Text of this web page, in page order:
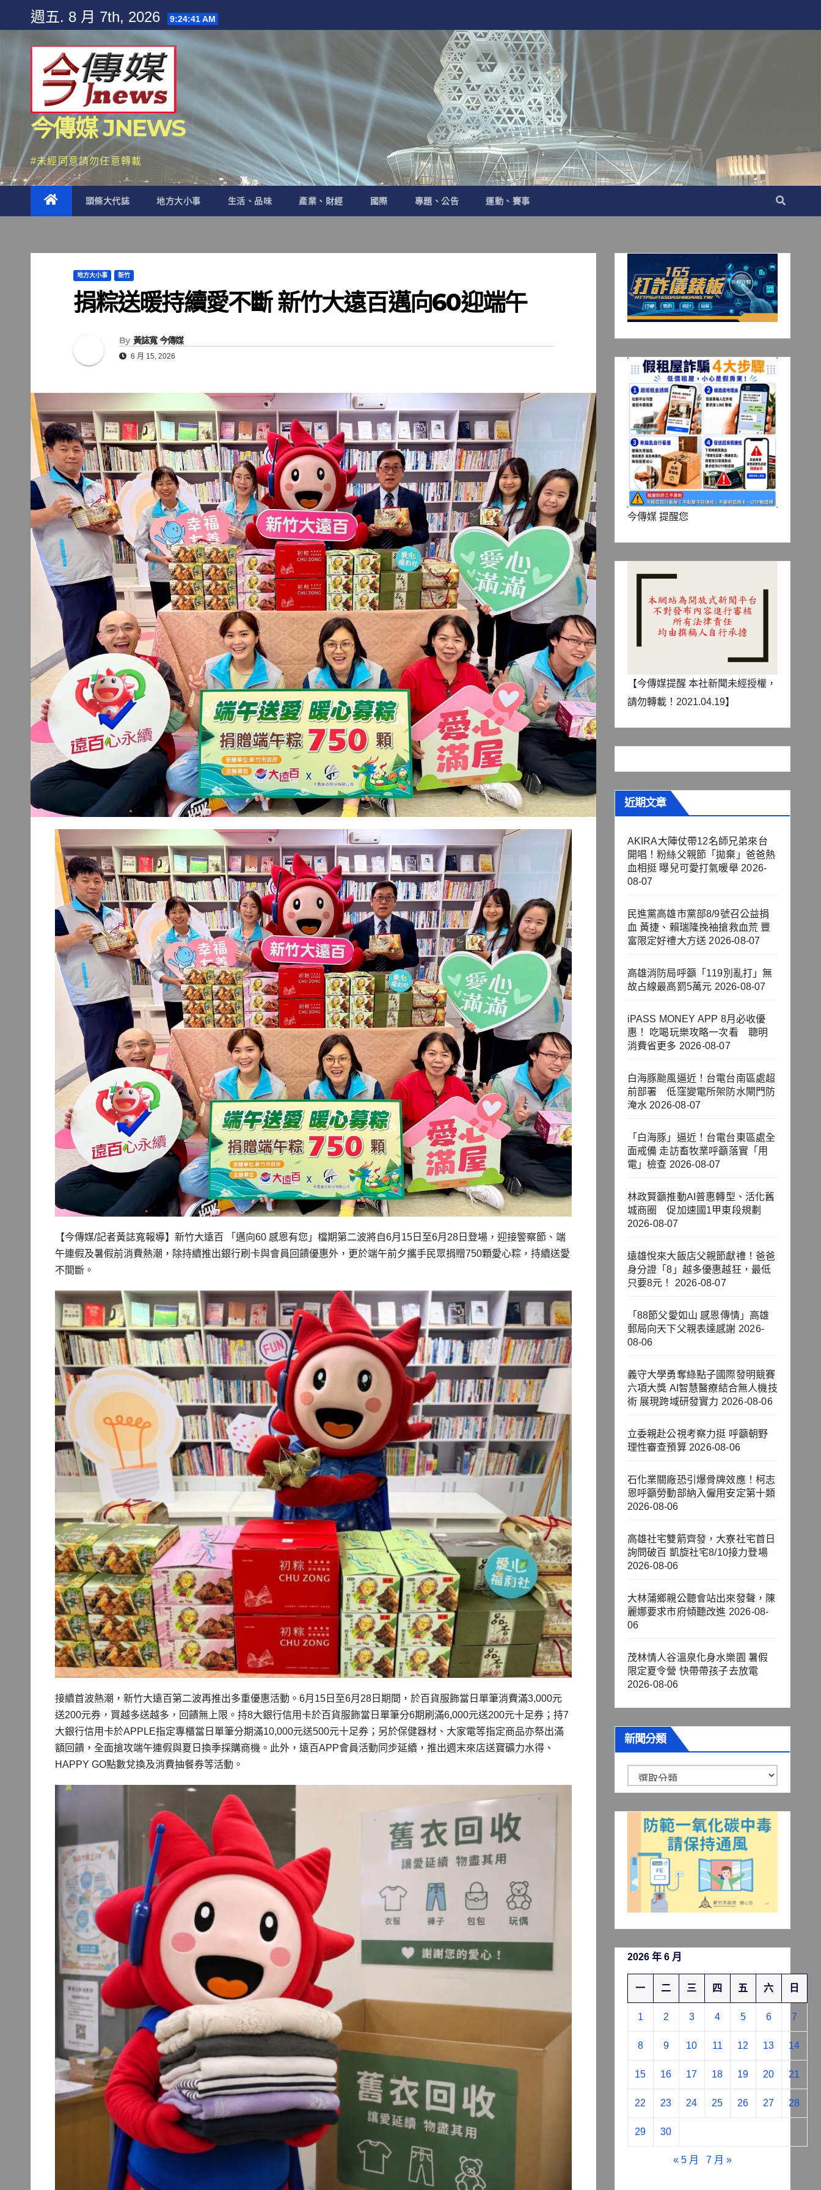
content
週五. 8 月 7th, 2026 9:24:44 AM
今傳媒 JNEWS
#未經同意請勿任意轉載
頭條大代誌 地方大小事 生活、品味 產業、財經 國際 專題、公告 運動、賽事
地方大小事 新竹
捐粽送暖持續愛不斷 新竹大遠百邁向60迎端午
By 黃誌寬 今傳媒
6 月 15, 2026
【今傳媒/記者黃誌寬報導】新竹大遠百 「邁向60 感恩有您」檔期第二波將自6月15日至6月28日登場，迎接警察節、端
午連假及暑假前消費熱潮，除持續推出銀行刷卡與會員回饋優惠外，更於端午前夕攜手民眾捐贈750顆愛心粽，持續送愛
不間斷。
接續首波熱潮，新竹大遠百第二波再推出多重優惠活動。6月15日至6月28日期間，於百貨服飾當日單筆消費滿3,000元
送200元券，買越多送越多，回饋無上限。持8大銀行信用卡於百貨服飾當日單筆分6期刷滿6,000元送200元十足券；持7
大銀行信用卡於APPLE指定專櫃當日單筆分期滿10,000元送500元十足券；另於保健器材、大家電等指定商品亦祭出滿
額回饋，全面搶攻端午連假與夏日換季採購商機。此外，遠百APP會員活動同步延續，推出週末來店送寶礦力水得、
HAPPY GO點數兌換及消費抽餐券等活動。
今傳媒 提醒您
【今傳媒提醒 本社新聞未經授權，
請勿轉載！2021.04.19】
近期文章
AKIRA大陣仗帶12名師兄弟來台
開唱！粉絲父親節「拋棄」爸爸熱
血相挺 曝兒可愛打氣暖舉 2026-
08-07
民進黨高雄市黨部8/9號召公益捐
血 黃捷、賴瑞隆挽袖搶救血荒 豐
富限定好禮大方送 2026-08-07
高雄消防局呼籲「119別亂打」無
故占線最高罰5萬元 2026-08-07
iPASS MONEY APP 8月必收優
惠！ 吃喝玩樂攻略一次看 聰明
消費省更多 2026-08-07
白海豚颱風逼近！台電台南區處超
前部署 低窪變電所架防水閘門防
淹水 2026-08-07
「白海豚」逼近！台電台東區處全
面戒備 走訪畜牧業呼籲落實「用
電」檢查 2026-08-07
林政賢籲推動AI普惠轉型、活化舊
城商圈 促加速國1甲東段規劃
2026-08-07
遠雄悅來大飯店父親節獻禮！爸爸
身分證「8」越多優惠越狂，最低
只要8元！
2026-08-07
「88節父愛如山 感恩傳情」高雄
郵局向天下父親表達感謝 2026-
08-06
義守大學勇奪綠點子國際發明競賽
六項大獎 AI智慧醫療結合無人機技
術 展現跨域研發實力 2026-08-06
立委親赴公視考察力挺 呼籲朝野
理性審查預算 2026-08-06
石化業關廠恐引爆骨牌效應！柯志
恩呼籲勞動部納入僱用安定第十類
2026-08-06
高雄社宅雙箭齊發，大寮社宅首日
詢問破百 凱旋社宅8/10接力登場
2026-08-06
大林蒲鄉親公聽會站出來發聲，陳
麗娜要求市府傾聽改進 2026-08-
06
茂林情人谷溫泉化身水樂園 暑假
限定夏令營 快帶帶孩子去放電
2026-08-06
新聞分類
聞
分
2026 年 6 月
一 二 三 四 五 六 日
1 2 3 4 5 6 7
8 9 10 11 12 13 14
15 16 17 18 19 20 21
22 23 24 25 26 27 28
29 30
« 5 月 7 月 »